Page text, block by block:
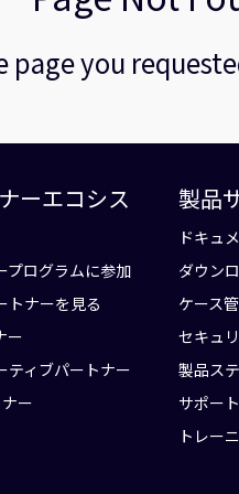
page you
ーエコシス
プログラムに参加
トナーを見る
ー
ティブパートナー
ー
製品
ドキュ
ダウン
ケース
セキュ
製品ス
サポー
トレー